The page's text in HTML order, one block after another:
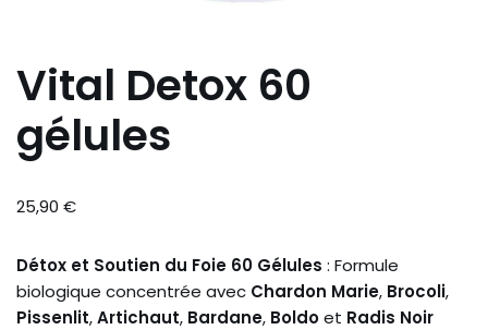
Vital Detox 60
gélules
25,90 €
Détox et Soutien du Foie 60 Gélules : Formule
biologique concentrée avec Chardon Marie, Brocoli,
Pissenlit,Artichaut, Bardane, Boldoet Radis Noir